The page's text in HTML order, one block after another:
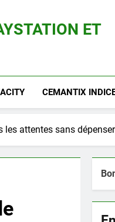
ET
CEMANTIX
les attentes sans